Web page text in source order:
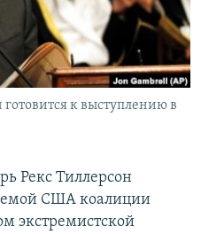
к выступлению в
Рекс Тиллерсон
США коалиции
экстремистской